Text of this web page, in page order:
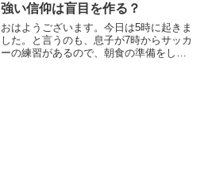
強い信仰は盲目を作る？
おはようございます。今日は5時に起きま
した。と言うのも、息子が7時からサッカ
ーの練習があるので、朝食の準備をしな